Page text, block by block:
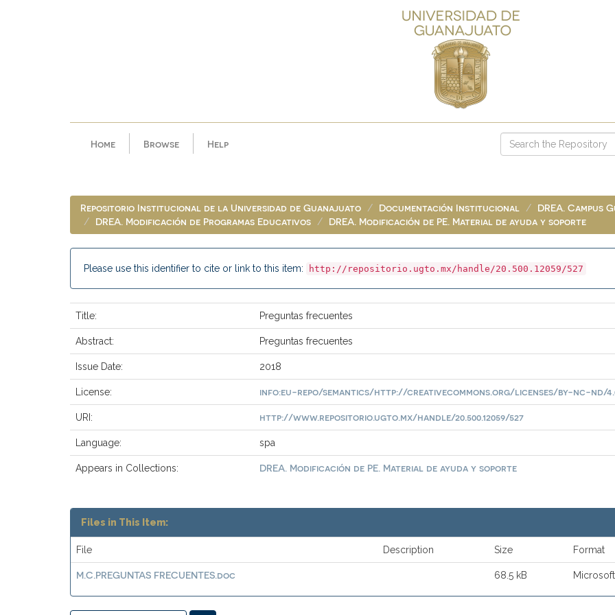
Home Browse Help
Repositorio Institucional de la Universidad de Guanajuato Documentación Institucional
DREA. Campus
DREA. Modificación de Programas Educativos
DREA. Modificación de PE. Material de ayuda y soporte
Please use this identifier to cite or link to this item: http://repositorio.ugto.mx/handle/20.500.12059/527
Title: Preguntas frecuentes
Abstract: Preguntas frecuentes
Issue Date: 2018
License: info:eu-repo/semantics/http://creativecommons.org/licenses/by-nc-nd/
URI: http://www.repositorio.ugto.mx/handle/20.500.12059/527
Language: spa
Appears in Collections: DREA. Modificación de PE. Material de ayuda y soporte
Files in This Item:
File Description Size Format
M.C.PREGUNTAS FRECUENTES.doc 68.5 kB